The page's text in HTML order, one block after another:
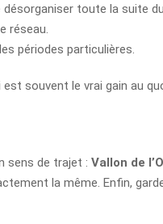
toute la suite
réseau.
périodes particulières.
souvent le vrai gain au
sens de trajet : Vallon de
la même. Enfin,